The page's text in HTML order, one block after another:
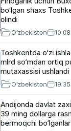
bo‘lgan shaxs
olindi
O‘zbekiston
Toshkentda o‘zi
mlrd so‘mdan ortiq
mutaxassisi ushlandi
O‘zbekiston
Andijonda davlat
39 ming dollarga
bermoqchi